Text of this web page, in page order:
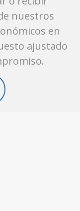
nuestros
en
ajustado